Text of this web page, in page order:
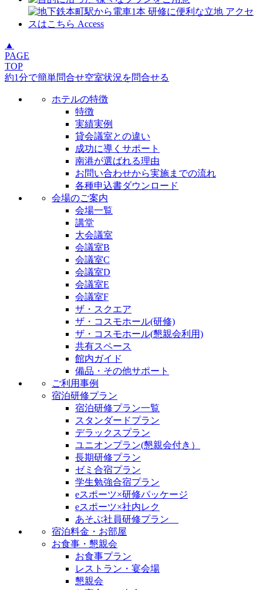
▲
PAGE
TOP
約1分で簡単問合せ空室状況を問合せる
ホテルの特徴
特徴
実績実例
貸会議室との違い
成功に導くサポート
南港が選ばれる理由
お問い合わせから実施までの流れ
各種申込書ダウンロード
会場のご案内
会場一覧
講堂
大会議室
会議室B
会議室C
会議室D
会議室E
会議室F
ザ・スクエア
ザ・コスモホール(研修)
ザ・コスモホール(懇親会利用)
共有スペース
館内ガイド
備品・その他サポート
ご利用事例
宿泊研修プラン
宿泊研修プラン一覧
スタンダードプラン
デラックスプラン
ユニオンプラン(懇親会付き）
長期研修プラン
ゼミ合宿プラン
学生勉強合宿プラン
eスポーツ×研修パッケージ
eスポーツ×社内レク
あそぶ社員研修プラン
宿泊料金・お部屋
お食事・懇親会
お食事プラン
レストラン・宴会場
懇親会